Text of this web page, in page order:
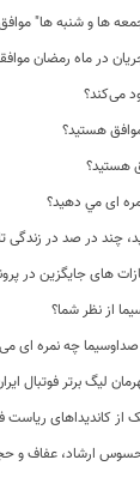
ها و شنبه ها"
در ماه رمضان
می‌کند؟
هستید؟
هستید؟
ای مي دهيد؟
چند در صد در زندگی
های جایگزین در
از نظر شما؟
صداوسیما چه نمره ای
لیگ برتر فوتبال
از کاندیداهای ریاست
ارشاد، عفاف و